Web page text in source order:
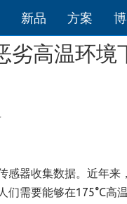
新品 方案
劣高温环
感器收集数据。近年
需要能够在175°C高